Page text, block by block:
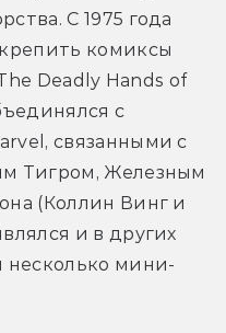
С 1975 года
комиксы
Deadly Hands of
с
связанными с
Тигром, Железным
(Коллин Винг и
и в других
несколько мини-